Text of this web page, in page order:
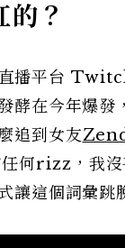
？
播平台
酵在今年爆
追到女友
rizz，我沒
讓這個詞彙